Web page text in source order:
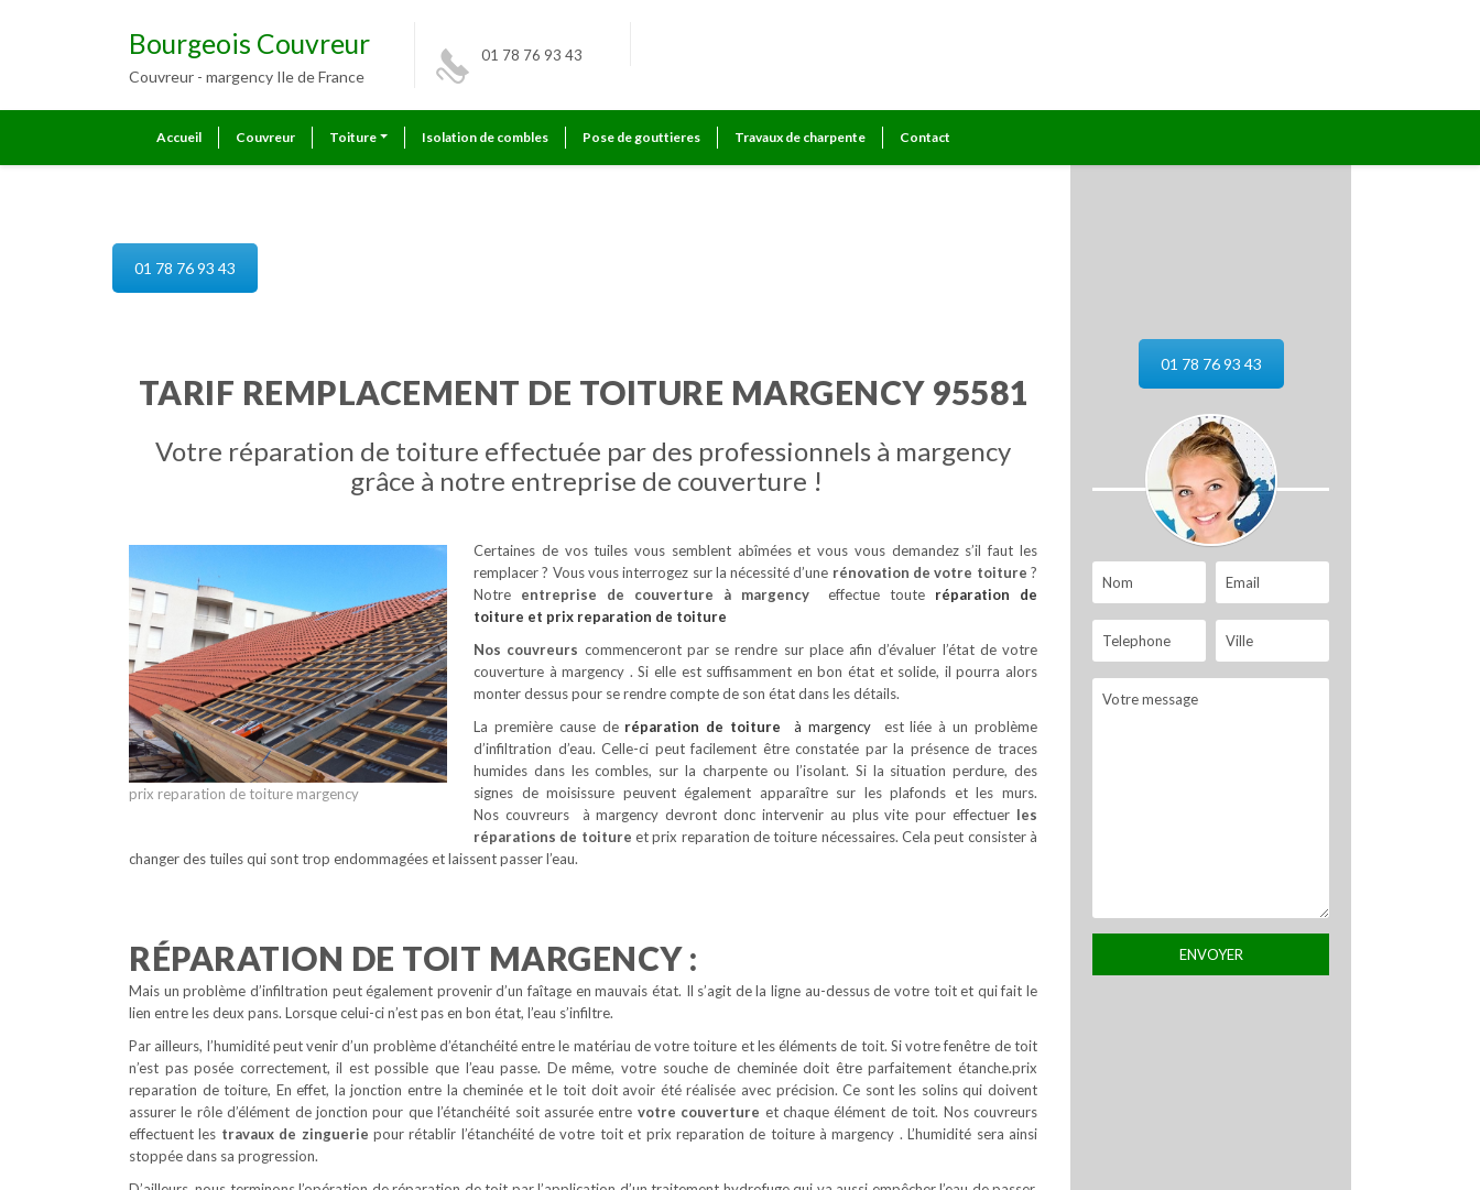
Bourgeois Couvreur
Couvreur - margency Ile de France
01 78 76 93 43
Accueil Couvreur Toiture Isolation de combles Pose de gouttieres Travaux de charpente Contact
01 78 76 93 43
TARIF REMPLACEMENT DE TOITURE MARGENCY 95581
Votre réparation de toiture effectuée par des professionnels à margency
grâce à notre entreprise de couverture !
prix reparation de toiture margency
Certaines de vos tuiles vous semblent abîmées et vous vous demandez s’il faut les
remplacer ? Vous vous interrogez sur la nécessité d’une rénovation de votre toiture?
Notre entreprise de couverture à margencyeffectue toute réparation de
toiture et prix reparation de toiture
Nos couvreurs commenceront par se rendre sur place afin d’évaluer l’état de votre
couverture à margency . Si elle est suffisamment en bon état et solide, il pourra alors
monter dessus pour se rendre compte de son état dans les détails.
La première cause deréparation de toiture à margency est liée à un problème
d’infiltration d’eau. Celle-ci peut facilement être constatée par la présence de traces
humides dans les combles, sur la charpente ou l’isolant. Si la situation perdure, des
signes de moisissure peuvent également apparaître sur les plafonds et les murs.
Nos couvreurs à margency devront donc intervenir au plus vite pour effectuer les
réparations de toiture et prix reparation de toiture nécessaires. Cela peut consister à
changer des tuiles qui sont trop endommagées et laissent passer l’eau.
RÉPARATION DE TOIT MARGENCY :
Mais un problème d’infiltration peut également provenir d’un faîtage en mauvais état. Il s’agit de la ligne au-dessus de votre toit et qui fait le
lien entre les deux pans. Lorsque celui-ci n’est pas en bon état, l’eau s’infiltre.
Par ailleurs, l’humidité peut venir d’un problème d’étanchéité entre le matériau de votre toiture et les éléments de toit. Si votre fenêtre de toit
n’est pas posée correctement, il est possible que l’eau passe. De même, votre souche de cheminée doit être parfaitement étanche.prix
reparation de toiture, En effet, la jonction entre la cheminée et le toit doit avoir été réalisée avec précision. Ce sont les solins qui doivent
assurer le rôle d’élément de jonction pour que l’étanchéité soit assurée entre votre couverture et chaque élément de toit. Nos couvreurs
effectuent les travaux de zinguerie pour rétablir l’étanchéité de votre toit et prix reparation de toiture à margency . L’humidité sera ainsi
stoppée dans sa progression.
01 78 76 93 43